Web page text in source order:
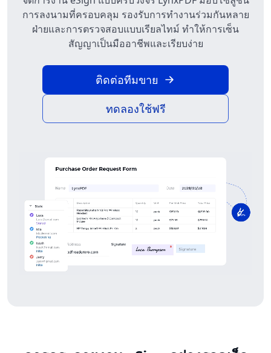
การลงนามที่ครอบคลุม รองรับการทำงานร่วมกันหลาย
ฝ่ายและการตรวจสอบแบบเรียลไทม์ ทำให้การเซ็น
สัญญาเป็นมืออาชีพและเรียบง่าย
ติดต่อทีมขาย
ทดลองใช้ฟรี